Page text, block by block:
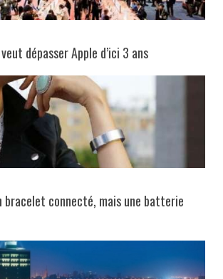
dépasser Apple d’ici 3 ans
bracelet connecté, mais une batterie